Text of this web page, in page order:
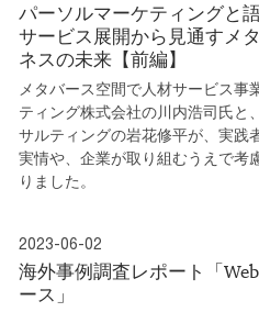
パーソルマーケティングと
サービス展開から見通すメ
ネスの未来【前編】
メタバース空間で人材サービス事
ティング株式会社の川内浩司氏と
サルティングの岩花修平が、実践
実情や、企業が取り組むうえで考
りました。
2023-06-02
海外事例調査レポート「
ース」